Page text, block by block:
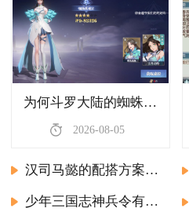
为何斗罗大陆的蜘蛛不具脆感
2026-08-05
汉司马懿的配搭方案有哪些适合率土之滨游戏
少年三国志神兵令有多少个等级